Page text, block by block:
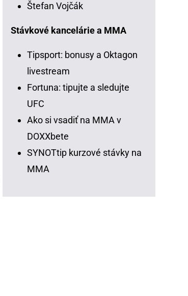
Štefan Vojčák
Stávkové kancelárie a MMA
Tipsport: bonusy a Oktagon
livestream
Fortuna: tipujte a sledujte
UFC
Ako si vsadiť na MMA v
DOXXbete
SYNOTtip kurzové stávky na
MMA